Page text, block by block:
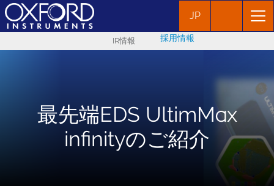
JP
IR情報 採用情報
最先端EDS UltimMax
infinityのご紹介